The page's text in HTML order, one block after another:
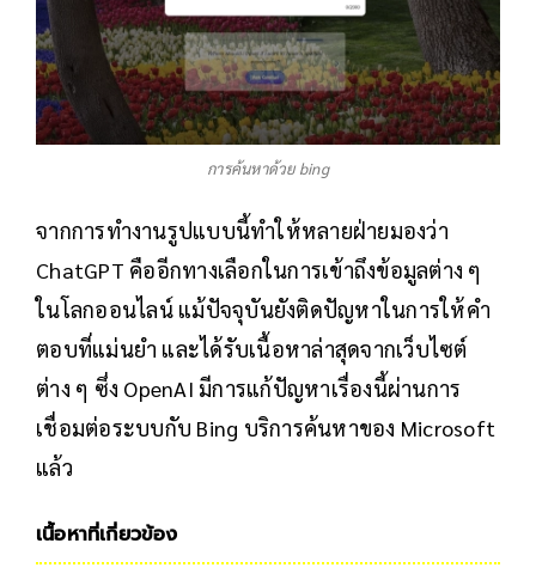
การค้นหาด้วย bing
จากการทำงานรูปแบบนี้ทำให้หลายฝ่ายมองว่า
ChatGPT คืออีกทางเลือกในการเข้าถึงข้อมูลต่าง ๆ
ในโลกออนไลน์ แม้ปัจจุบันยังติดปัญหาในการให้คำ
ตอบที่แม่นยำ และได้รับเนื้อหาล่าสุดจากเว็บไซต์
ต่าง ๆ ซึ่ง OpenAI มีการแก้ปัญหาเรื่องนี้ผ่านการ
เชื่อมต่อระบบกับ Bing บริการค้นหาของ Microsoft
แล้ว
เนื้อหาที่เกี่ยวข้อง